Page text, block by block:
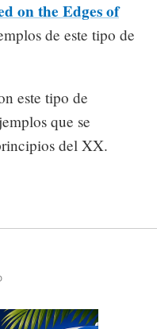
on the Edges of
de este tipo de
este tipo de
que se
del XX.